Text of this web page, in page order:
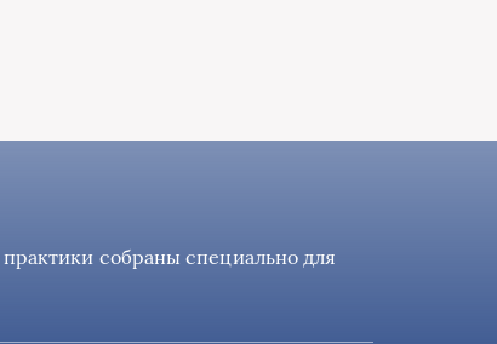
собраны специально для